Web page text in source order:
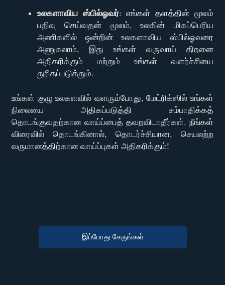
உலகளாவிய ஸ்பில்ஓவர்: எங்கள் தளத்தின் மூலம்
பதிவு செய்வதன் மூலம், உலகின் மிகப்பெரிய
அணிகளில் ஒன்றின் உலகளாவிய ஸ்பில்ஓவரை
அணுகலாம், இது உங்கள் வருவாய் திறனை
அதிகரிக்கும் மற்றும் உங்கள் வளர்ச்சியை
துரிதப்படுத்தும்.
உங்கள் குழு உலகளவில் வளரும்போது, மேட்ரிக்ஸில் உங்கள்
நிலையை அதிகப்படுத்தி சம்பாதிக்கத்
தொடங்குவதற்கான வாய்ப்பைத் தவறவிடாதீர்கள். நீங்கள்
விரைவில் தொடங்கினால், தொடர்ச்சியான, செயலற்ற
வருமானத்திற்கான வாய்ப்புகள் அதிகரிக்கும்!
இப்போது சேருங்கள்